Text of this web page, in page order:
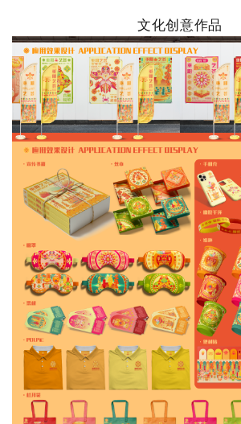
文化创意作品